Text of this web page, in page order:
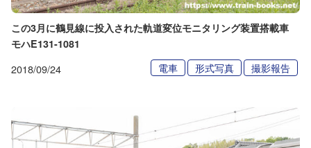
この3月に鶴見線に投入された軌道変位モニタリング装置搭載車
モハE131-1081
2018/09/24 電車 形式写真 撮影報告